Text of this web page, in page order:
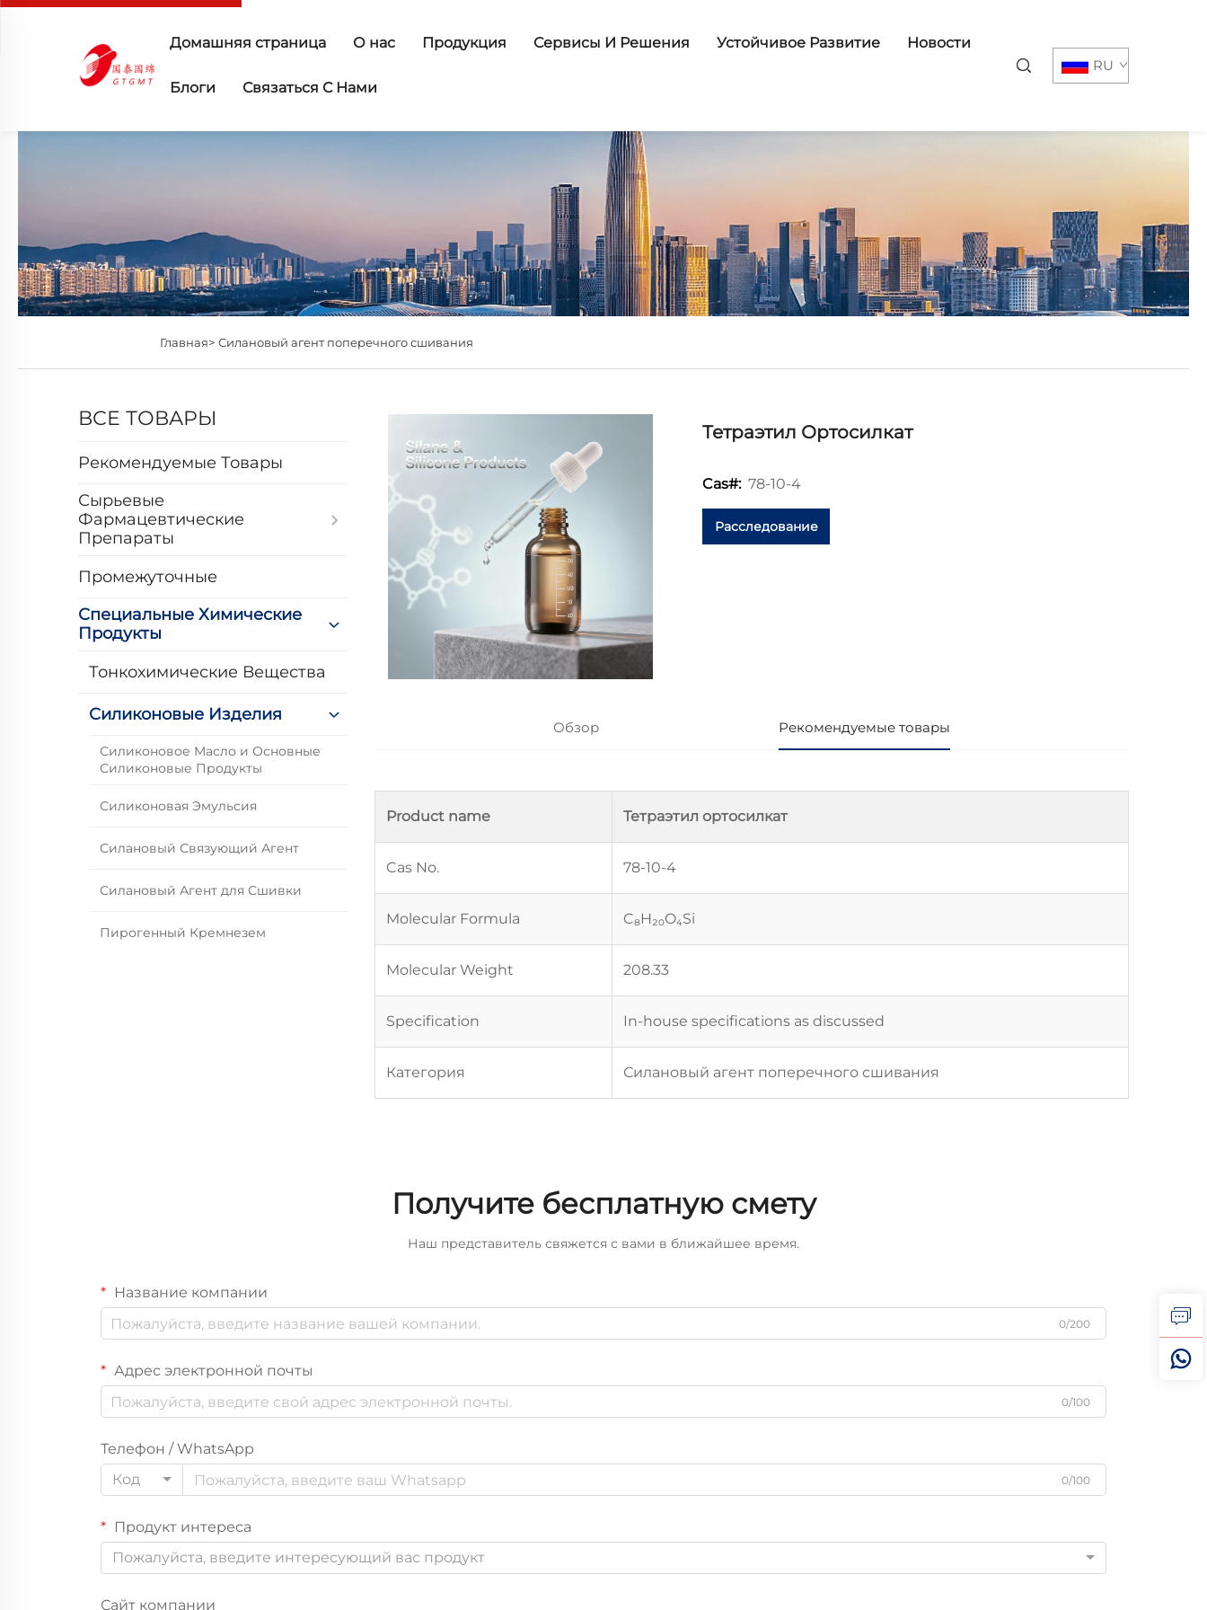
Домашняя страница О нас Продукция Сервисы И Решения Устойчивое Развитие Новости
Блоги Связаться С Нами
RU
Главная> Силановый агент поперечного сшивания
ВСЕ ТОВАРЫ
Рекомендуемые Товары
Сырьевые
Фармацевтические
Препараты
Промежуточные
Специальные Химические
Продукты
Тонкохимические Вещества
Силиконовые Изделия
Силиконовое Масло и Основные
Силиконовые Продукты
Силиконовая Эмульсия
Силановый Связующий Агент
Силановый Агент для Сшивки
Пирогенный Кремнезем
Тетраэтил Ортосилкат
Cas#: 78-10-4
Расследование
Обзор Рекомендуемые товары
Product name Тетраэтил ортосилкат
Cas No. 78-10-4
Molecular Formula C₈H₂₀O₄Si
Molecular Weight 208.33
Specification In-house specifications as discussed
Категория Силановый агент поперечного сшивания
Получите бесплатную смету
Наш представитель свяжется с вами в ближайшее время.
Название компании
0/200
Адрес электронной почты
0/100
Телефон / WhatsApp
Код
0/100
Продукт интереса
Пожалуйста, введите интересующий вас продукт
Сайт компании